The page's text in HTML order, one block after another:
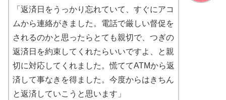
「返済日をうっかり忘れていて、すぐにアコ
ムから連絡がきました。電話で厳しい督促を
されるのかと思ったらとても親切で、つぎの
返済日を約束してくれたらいいですよ、と親
切に対応してくれました。慌ててATMから返
済して事なきを得ました。今度からはきちん
と返済していこうと思います」